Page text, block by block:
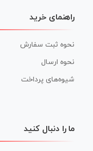
راهنمای خرید
نحوه ثبت سفارش
نحوه ارسال
شیوه‌های پرداخت
ما را دنبال کنید